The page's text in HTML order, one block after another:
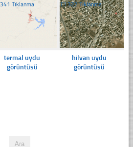
341 Tıklanma
termal uydu
görüntüsü
☐322 Tıklanma
hilvan uydu
görüntüsü